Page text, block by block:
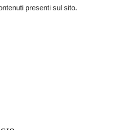
presenti sul sito.